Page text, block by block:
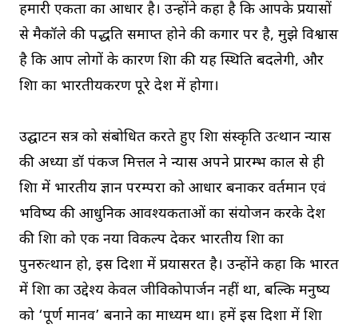
हमारी एकता का आधार है। उन्होंने कहा है कि आपके प्रयासों
से मैकॉले की पद्धति समाप्त होने की कगार पर है, मुझे विश्वास
है कि आप लोगों के कारण शिक्षा की यह स्थिति बदलेगी, और
शिक्षा का भारतीयकरण पूरे देश में होगा।
उद्घाटन सत्र को संबोधित करते हुए शिक्षा संस्कृति उत्थान न्यास
की अध्यक्षा डॉ पंकज मित्तल ने न्यास अपने प्रारम्भ काल से ही
शिक्षा में भारतीय ज्ञान परम्परा को आधार बनाकर वर्तमान एवं
भविष्य की आधुनिक आवश्यकताओं का संयोजन करके देश
की शिक्षा को एक नया विकल्प देकर भारतीय शिक्षा का
पुनरुत्थान हो, इस दिशा में प्रयासरत है। उन्होंने कहा कि भारत
में शिक्षा का उद्देश्य केवल जीविकोपार्जन नहीं था, बल्कि मनुष्य
को ‘पूर्ण मानव’ बनाने का माध्यम था। हमें इस दिशा में शिक्षा